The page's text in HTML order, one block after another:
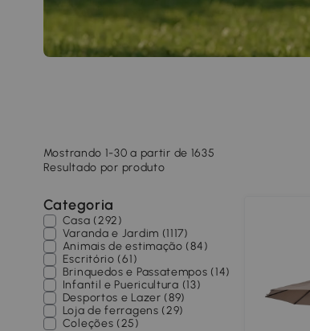
Mostrando 1-30 a partir de 1635
Resultado por produto
Categoria
Casa (292)
Varanda e Jardim (1117)
Animais de estimação (84)
Escritório (61)
Brinquedos e Passatempos (14)
Infantil e Puericultura (13)
Desportos e Lazer (89)
Loja de ferragens (29)
Coleções (25)